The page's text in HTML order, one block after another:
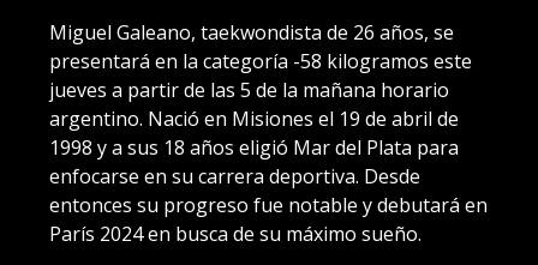
Miguel Galeano, taekwondista de 26 años, se
presentará en la categoría -58 kilogramos este
jueves a partir de las 5 de la mañana horario
argentino. Nació en Misiones el 19 de abril de
1998 y a sus 18 años eligió Mar del Plata para
enfocarse en su carrera deportiva. Desde
entonces su progreso fue notable y debutará en
París 2024 en busca de su máximo sueño.